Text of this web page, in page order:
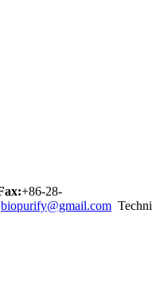
+86-28-
biopurify@gmail.com